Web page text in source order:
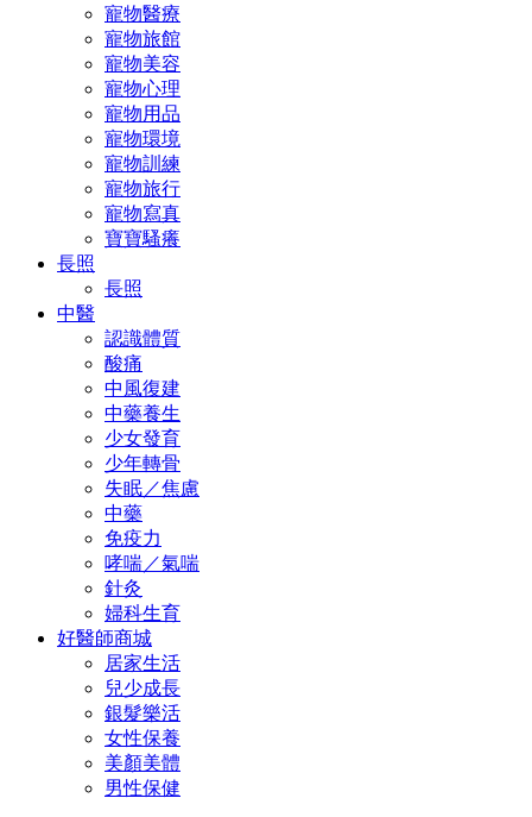
寵物醫療
寵物旅館
寵物美容
寵物心理
寵物用品
寵物環境
寵物訓練
寵物旅行
寵物寫真
寶寶騷癢
長照
長照
中醫
認識體質
酸痛
中風復建
中藥養生
少女發育
少年轉骨
失眠／焦慮
中藥
免疫力
哮喘／氣喘
針灸
婦科生育
好醫師商城
居家生活
兒少成長
銀髮樂活
女性保養
美顏美體
男性保健